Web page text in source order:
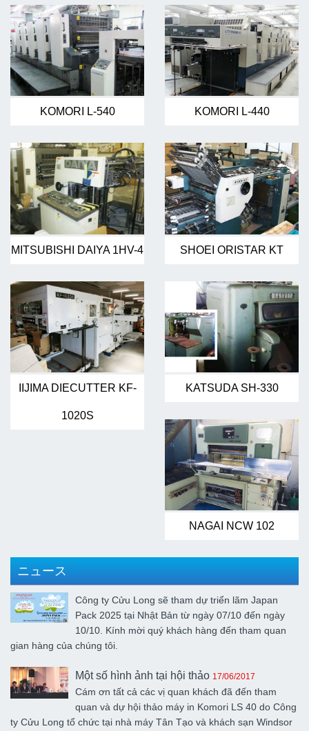
KOMORI L-540 KOMORI L-440
MITSUBISHI DAIYA 1HV-4 SHOEI ORISTAR KT
IIJIMA DIECUTTER KF-
1020S
KATSUDA SH-330
NAGAI NCW 102
ニュース
Công ty Cửu Long sẽ tham dự triển lãm Japan
Pack 2025 tại Nhật Bản từ ngày 07/10 đến ngày
10/10. Kính mời quý khách hàng đến tham quan
gian hàng của chúng tôi.
Một số hình ảnh tại hội thảo 17/06/2017
Cám ơn tất cả các vị quan khách đã đến tham
quan và dự hội thảo máy in Komori LS 40 do Công
ty Cửu Long tổ chức tại nhà máy Tân Tạo và khách sạn Windsor